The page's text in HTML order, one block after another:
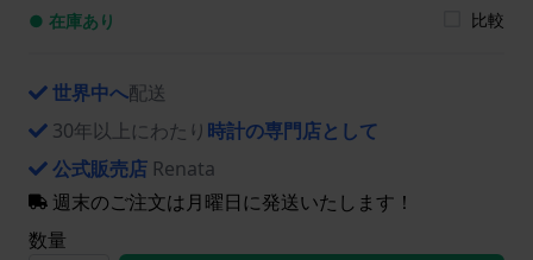
● 在庫あり 比較
世界中へ配送
30年以上にわたり 時計の専門店として
公式販売店 Renata
週末のご注文は月曜日に発送いたします！
数量